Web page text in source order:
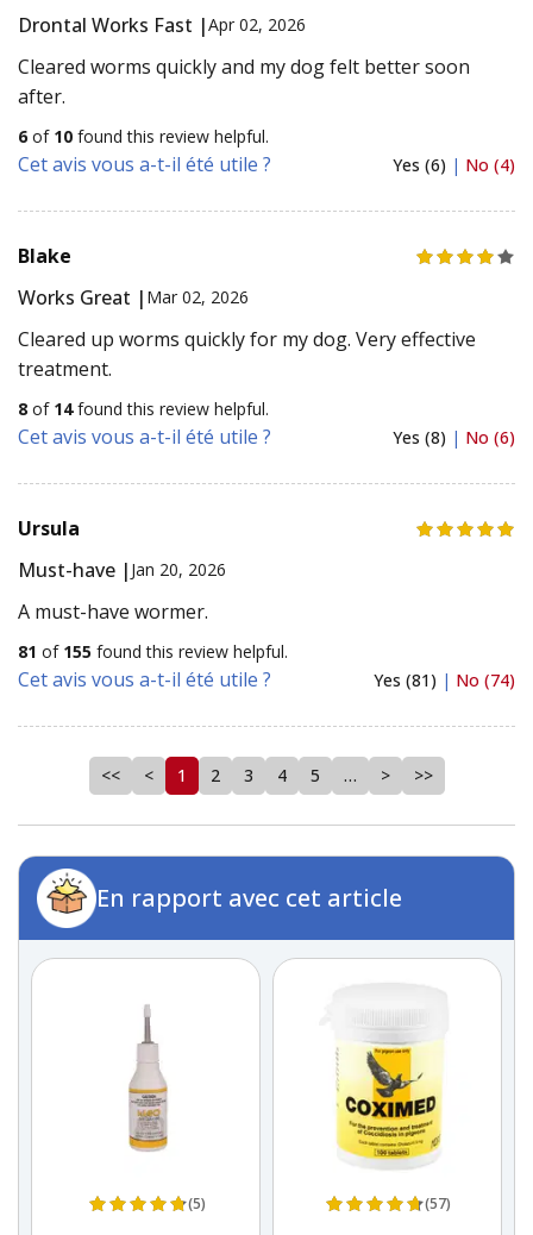
Drontal Works Fast |Apr 02, 2026
Cleared worms quickly and my dog felt better soon
after.
6 of 10 found this review helpful.
Cet avis vous a-t-il été utile ? Yes (6) | No (4)
Blake
Works Great | Mar 02, 2026
Cleared up worms quickly for my dog. Very effective
treatment.
8 of 14found this review helpful.
Cet avis vous a-t-il été utile ? Yes (8) | No (6)
Ursula
Must-have | Jan 20, 2026
A must-have wormer.
81 of 155 found this review helpful.
Cet avis vous a-t-il été utile ? Yes (81) | No (74)
<< < 1 2 3 4 5 … > >>
En rapport avec cet article
(57) (6)